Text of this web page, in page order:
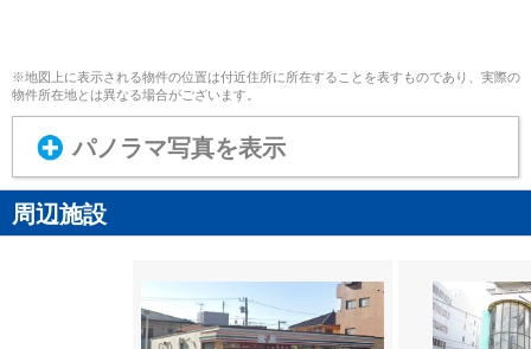
※地図上に表示される物件の位置は付近住所に所在することを表すものであり、実際の
物件所在地とは異なる場合がございます。
パノラマ写真を表示
周辺施設